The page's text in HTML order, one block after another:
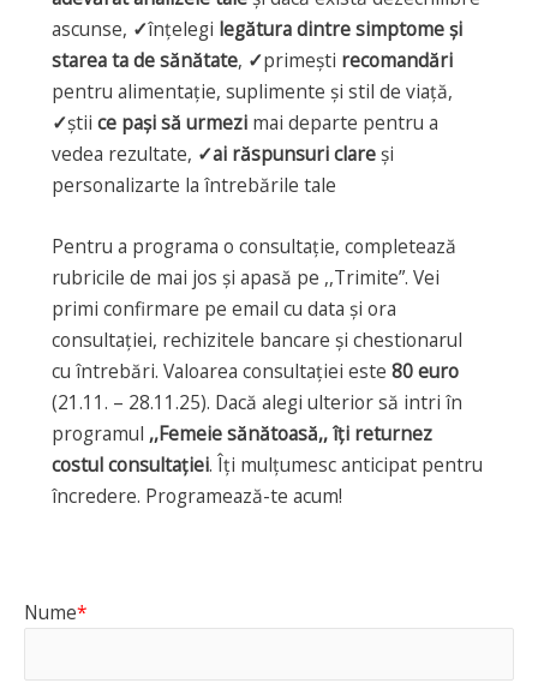
ascunse, ✓înțelegi legătura dintre simptome și
starea ta de sănătate, ✓primești recomandări
pentru alimentație, suplimente și stil de viață,
✓știice pași să urmezi mai departe pentru a
vedea rezultate, ✓ai răspunsuri clareși
personalizarte la întrebările tale
Pentru a programa o consultație, completează
rubricile de mai jos și apasă pe ,,Trimite”. Vei
primi confirmare pe email cu data și ora
consultației, rechizitele bancare și chestionarul
cu întrebări. Valoarea consultației este80 euro
(21.11. – 28.11.25). Dacă alegi ulterior să intri în
programul ,,Femeie sănătoasă,, îți returnez
costul consultației. Îți mulțumesc anticipat pentru
încredere. Programează-te acum!
Nume*